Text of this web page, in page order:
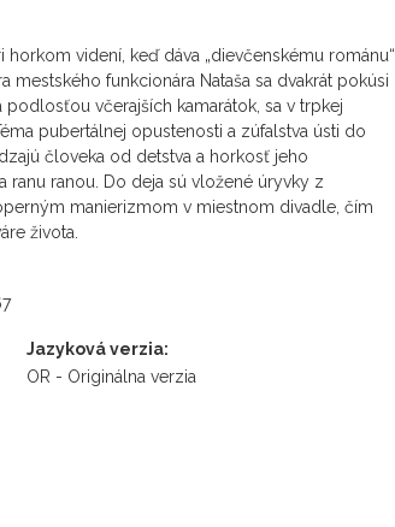
videní, keď dáva „dievčenskému románu“
funkcionára Nataša sa dvakrát pokúsi
včerajších kamarátok, sa v trpkej
pubertálnej opustenosti a zúfalstva ústi do
človeka od detstva a horkosť jeho
ranu ranou. Do deja sú vložené úryvky z
manierizmom v miestnom divadle, čím
života.
Jazyková verzia:
OR - Originálna verzia